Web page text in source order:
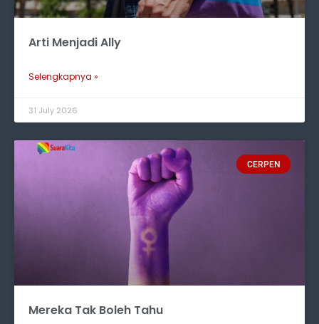
Arti Menjadi Ally
Selengkapnya »
31 July 2026
CERPEN
Mereka Tak Boleh Tahu